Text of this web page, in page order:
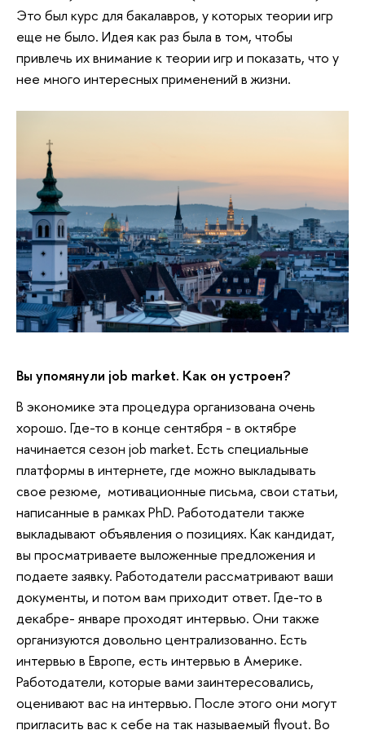
Это был курс для бакалавров, у которых теории игр
еще не было. Идея как раз была в том, чтобы
привлечь их внимание к теории игр и показать, что у
нее много интересных применений в жизни.
Вы упомянули job market. Как он устроен?
В экономике эта процедура организована очень
хорошо. Где-то в конце сентября - в октябре
начинается сезон job market. Есть специальные
платформы в интернете, где можно выкладывать
свое резюме, мотивационные письма, свои статьи,
написанные в рамках PhD. Работодатели также
выкладывают объявления о позициях. Как кандидат,
вы просматриваете выложенные предложения и
подаете заявку. Работодатели рассматривают ваши
документы, и потом вам приходит ответ. Где-то в
декабре- январе проходят интервью. Они также
организуются довольно централизованно. Есть
интервью в Европе, есть интервью в Америке.
Работодатели, которые вами заинтересовались,
оценивают вас на интервью. После этого они могут
пригласить вас к себе на так называемый flyout. Во